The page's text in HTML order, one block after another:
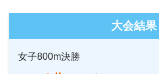
大会結果
女子800m決勝